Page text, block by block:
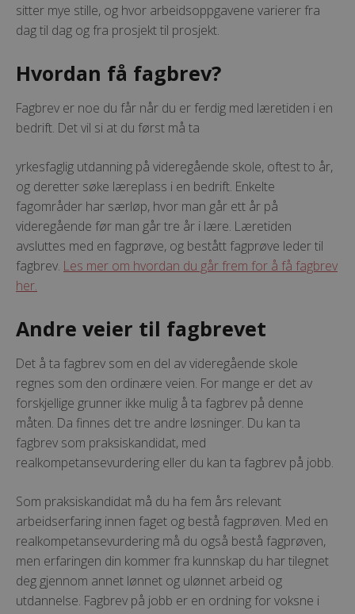
sitter mye stille, og hvor arbeidsoppgavene varierer fra
dag til dag og fra prosjekt til prosjekt.
Hvordan få fagbrev?
Fagbrev er noe du får når du er ferdig med læretiden i en
bedrift. Det vil si at du først må ta
yrkesfaglig utdanning på videregående skole, oftest to år,
og deretter søke læreplass i en bedrift. Enkelte
fagområder har særløp, hvor man går ett år på
videregående før man går tre år i lære. Læretiden
avsluttes med en fagprøve, og bestått fagprøve leder til
fagbrev. Les mer om hvordan du går frem for å få fagbrev
her.
Andre veier til fagbrevet
Det å ta fagbrev som en del av videregående skole
regnes som den ordinære veien. For mange er det av
forskjellige grunner ikke mulig å ta fagbrev på denne
måten. Da finnes det tre andre løsninger. Du kan ta
fagbrev som praksiskandidat, med
realkompetansevurdering eller du kan ta fagbrev på jobb.
Som praksiskandidat må du ha fem års relevant
arbeidserfaring innen faget og bestå fagprøven. Med en
realkompetansevurdering må du også bestå fagprøven,
men erfaringen din kommer fra kunnskap du har tilegnet
deg gjennom annet lønnet og ulønnet arbeid og
utdannelse. Fagbrev på jobb er en ordning for voksne i